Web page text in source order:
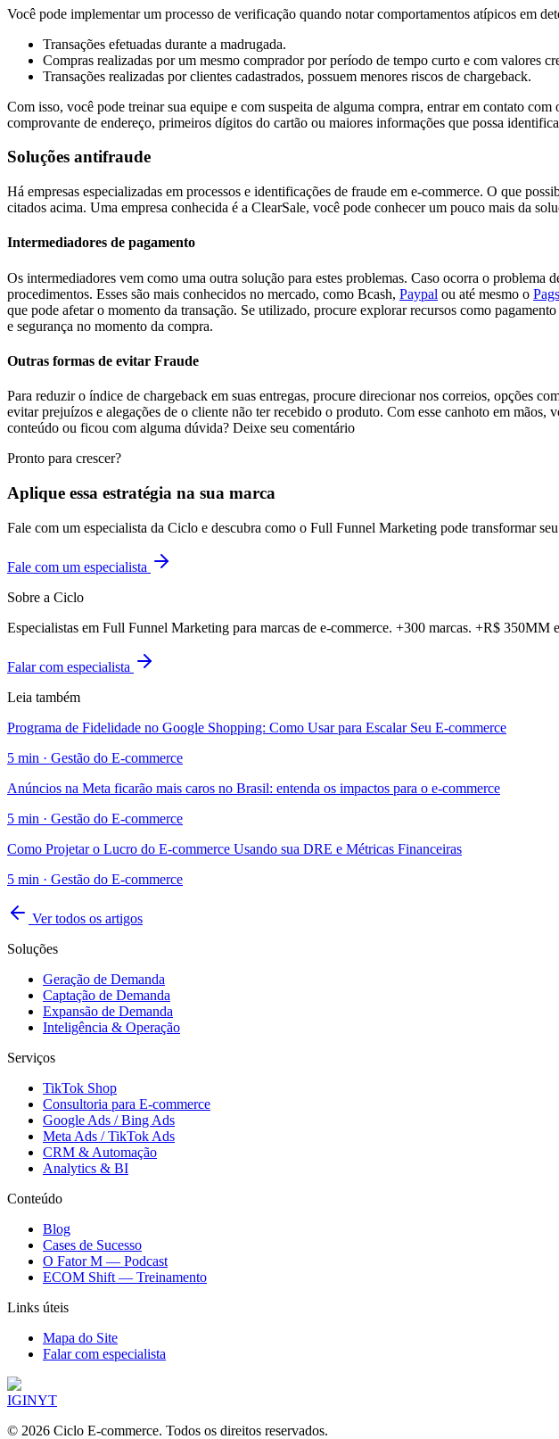
Você pode implementar um processo de verificação quando notar comportamentos atípicos em
Transações efetuadas durante a madrugada.
Compras realizadas por um mesmo comprador por período de tempo curto e com valores
Transações realizadas por clientes cadastrados, possuem menores riscos de chargeback.
Com isso, você pode treinar sua equipe e com suspeita de alguma compra, entrar em contato
comprovante de endereço, primeiros dígitos do cartão ou maiores informações que possa
Soluções antifraude
Há empresas especializadas em processos e identificações de fraude em e-commerce. O que
citados acima. Uma empresa conhecida é a ClearSale, você pode conhecer um pouco mais da
Intermediadores de pagamento
Os intermediadores vem como uma outra solução para estes problemas. Caso ocorra o
procedimentos. Esses são mais conhecidos no mercado, como Bcash, Paypal ou até mesmo o
que pode afetar o momento da transação. Se utilizado, procure explorar recursos como
e segurança no momento da compra.
Outras formas de evitar Fraude
Para reduzir o índice de chargeback em suas entregas, procure direcionar nos correios, opções
evitar prejuízos e alegações de o cliente não ter recebido o produto. Com esse canhoto em
conteúdo ou ficou com alguma dúvida? Deixe seu comentário
Pronto para crescer?
Aplique essa estratégia na sua marca
Fale com um especialista da Ciclo e descubra como o Full Funnel Marketing pode transformar
Fale com um especialista
Sobre a Ciclo
Especialistas em Full Funnel Marketing para marcas de e-commerce. +300 marcas. +R$ 350MM
Falar com especialista
Leia também
Programa de Fidelidade no Google Shopping: Como Usar para Escalar Seu E-commerce
5 min · Gestão do E-commerce
Anúncios na Meta ficarão mais caros no Brasil: entenda os impactos para o e-commerce
5 min · Gestão do E-commerce
Como Projetar o Lucro do E-commerce Usando sua DRE e Métricas Financeiras
5 min · Gestão do E-commerce
Ver todos os artigos
Soluções
Geração de Demanda
Captação de Demanda
Expansão de Demanda
Inteligência & Operação
Serviços
TikTok Shop
Consultoria para E-commerce
Google Ads / Bing Ads
Meta Ads / TikTok Ads
CRM & Automação
Analytics & BI
Conteúdo
Blog
Cases de Sucesso
O Fator M — Podcast
ECOM Shift — Treinamento
Links úteis
Mapa do Site
Falar com especialista
IGINYT
© 2026 Ciclo E-commerce. Todos os direitos reservados.